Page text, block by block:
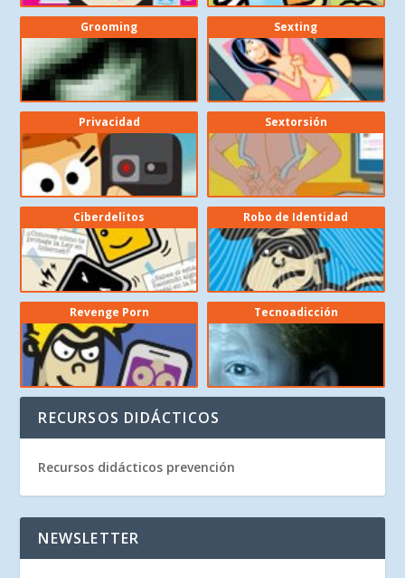
Grooming Sexting
Privacidad Sextorsión
Ciberdelitos Robo de Identidad
Revenge Porn Tecnoadicción
RECURSOS DIDÁCTICOS
Recursos didácticos prevención
NEWSLETTER